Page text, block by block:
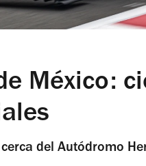
México:
del Autódromo